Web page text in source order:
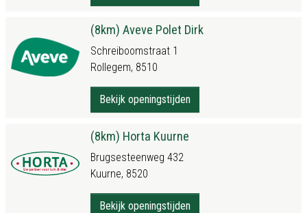
(8km) Aveve Polet Dirk
Schreiboomstraat 1
Rollegem, 8510
Bekijk openingstijden
(8km) Horta Kuurne
Brugsesteenweg 432
Kuurne, 8520
Bekijk openingstijden